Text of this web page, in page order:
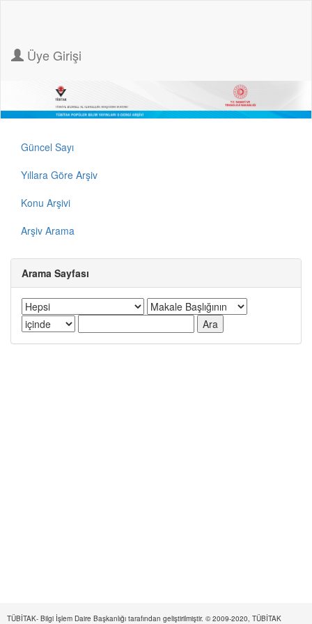
Üye Girişi
Güncel Sayı
Yıllara Göre Arşiv
Konu Arşivi
Arşiv Arama
Arama Sayfası
TÜBİTAK- Bilgi İşlem Daire Başkanlığı tarafından geliştirilmiştir. © 2009-2020, TÜBİTAK